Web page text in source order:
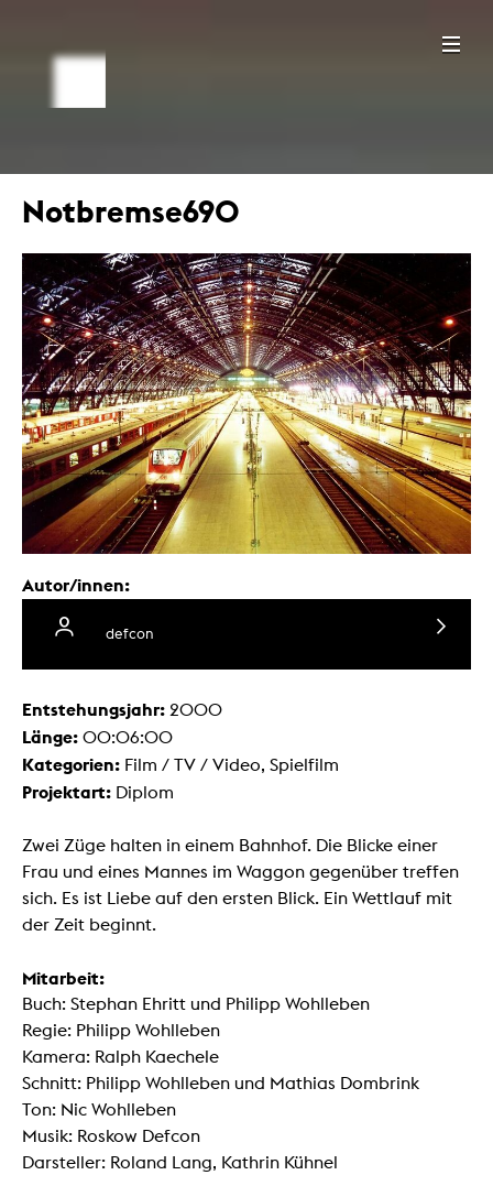
Notbremse690
Autor/innen:
defcon
Entstehungsjahr: 2000
Länge: 00:06:00
Kategorien: Film / TV / Video, Spielfilm
Projektart: Diplom
Zwei Züge halten in einem Bahnhof. Die Blicke einer
Frau und eines Mannes im Waggon gegenüber treffen
sich. Es ist Liebe auf den ersten Blick. Ein Wettlauf mit
der Zeit beginnt.
Mitarbeit:
Buch: Stephan Ehritt und Philipp Wohlleben
Regie: Philipp Wohlleben
Kamera: Ralph Kaechele
Schnitt: Philipp Wohlleben und Mathias Dombrink
Ton: Nic Wohlleben
Musik: Roskow Defcon
Darsteller: Roland Lang, Kathrin Kühnel